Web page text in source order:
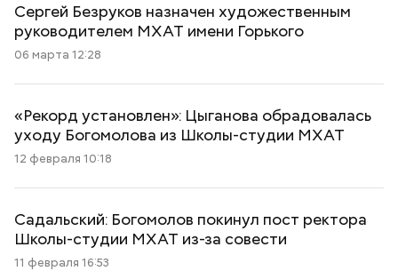
Сергей Безруков назначен художественным
руководителем МХАТ имени Горького
06 марта 12:28
«Рекорд установлен»: Цыганова обрадовалась
уходу Богомолова из Школы-студии МХАТ
12 февраля 10:18
Садальский: Богомолов покинул пост ректора
Школы-студии МХАТ из-за совести
11 февраля 16:53